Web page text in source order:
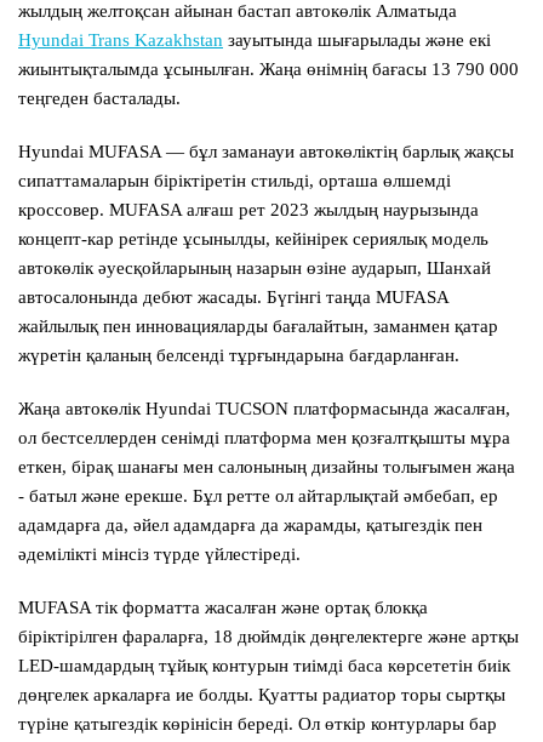
жылдың желтоқсан айынан бастап автокөлік Алматыда
Hyundai Trans Kazakhstan зауытында шығарылады және екі
жиынтықталымда ұсынылған. Жаңа өнімнің бағасы 13 790 000
теңгеден басталады.
Hyundai MUFASA — бұл заманауи автокөліктің барлық жақсы
сипаттамаларын біріктіретін стильді, орташа өлшемді
кроссовер. MUFASA алғаш рет 2023 жылдың наурызында
концепт-кар ретінде ұсынылды, кейінірек сериялық модель
автокөлік әуесқойларының назарын өзіне аударып, Шанхай
автосалонында дебют жасады. Бүгінгі таңда MUFASA
жайлылық пен инновацияларды бағалайтын, заманмен қатар
жүретін қаланың белсенді тұрғындарына бағдарланған.
Жаңа автокөлік Hyundai TUCSON платформасында жасалған,
ол бестселлерден сенімді платформа мен қозғалтқышты мұра
еткен, бірақ шанағы мен салонының дизайны толығымен жаңа
- батыл және ерекше. Бұл ретте ол айтарлықтай әмбебап, ер
адамдарға да, әйел адамдарға да жарамды, қатыгездік пен
әдемілікті мінсіз түрде үйлестіреді.
MUFASA тік форматта жасалған және ортақ блокқа
біріктірілген фараларға, 18 дюймдік дөңгелектерге және артқы
LED-шамдардың тұйық контурын тиімді баса көрсететін биік
дөңгелек аркаларға ие болды. Қуатты радиатор торы сыртқы
түріне қатыгездік көрінісін береді. Ол өткір контурлары бар